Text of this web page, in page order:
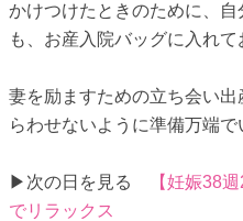
かけつけたときのために、
も、お産入院バッグに入れて
妻を励ますための立ち会い
らわせないように準備万端で
▶次の日を見る
【妊娠38
でリラックス